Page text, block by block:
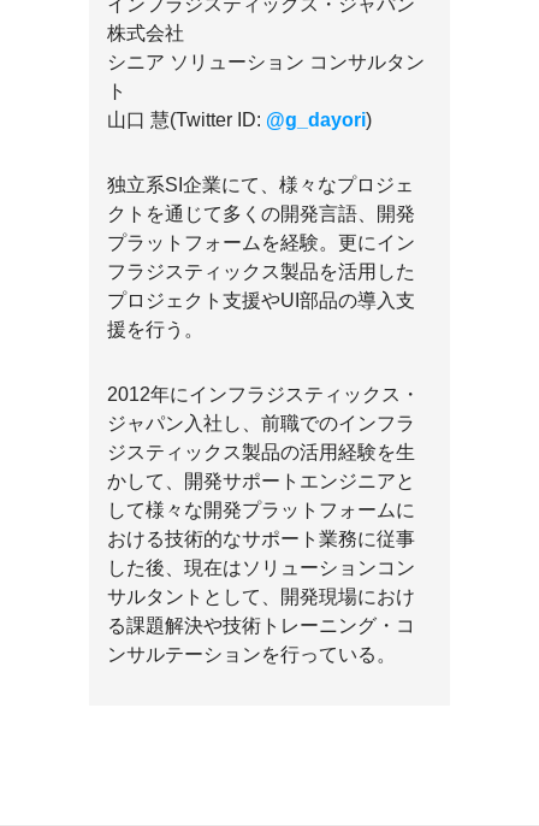
インフラジスティックス・ジャパン
株式会社
シニア ソリューション コンサルタン
ト
山口 慧(Twitter ID: @g_dayori)
独立系SI企業にて、様々なプロジェ
クトを通じて多くの開発言語、開発
プラットフォームを経験。更にイン
フラジスティックス製品を活用した
プロジェクト支援やUI部品の導入支
援を行う。
2012年にインフラジスティックス・
ジャパン入社し、前職でのインフラ
ジスティックス製品の活用経験を生
かして、開発サポートエンジニアと
して様々な開発プラットフォームに
おける技術的なサポート業務に従事
した後、現在はソリューションコン
サルタントとして、開発現場におけ
る課題解決や技術トレーニング・コ
ンサルテーションを行っている。